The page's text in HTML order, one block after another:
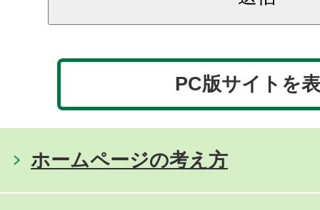
PC版サイトを
ホームページの考え方